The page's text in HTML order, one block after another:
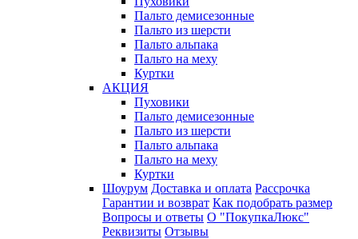
Пальто демисезонные
Пальто из шерсти
Пальто альпака
Пальто на меху
Куртки
АКЦИЯ
Пуховики
Пальто демисезонные
Пальто из шерсти
Пальто альпака
Пальто на меху
Куртки
Шоурум Доставка и оплата Рассрочка
Гарантии и возврат Как подобрать размер
Вопросы и ответы О "ПокупкаЛюкс"
Реквизиты Отзывы